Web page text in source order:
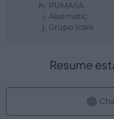
PUMASA
Alsematic
Grupo Icara
Resume